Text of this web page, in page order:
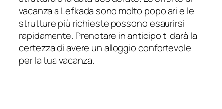
vacanza a Lefkada sono molto popolari e le
strutture più richieste possono esaurirsi
rapidamente. Prenotare in anticipo ti darà la
certezza di avere un alloggio confortevole
per la tua vacanza.